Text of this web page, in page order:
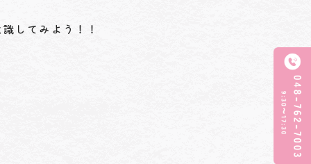
してみよう！！